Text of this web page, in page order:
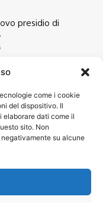
come i cookie
del dispositivo. Il
elaborare dati come il
sito. Non
su alcune
presidio di
13498
7303
4209